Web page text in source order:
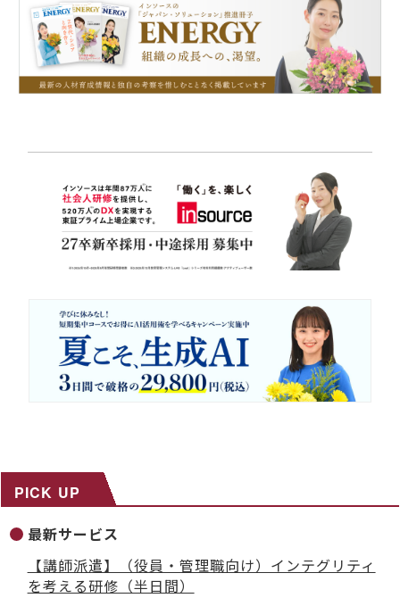
PICK UP
最新サービス
【講師派遣】（役員・管理職向け）インテグリティ
を考える研修（半日間）